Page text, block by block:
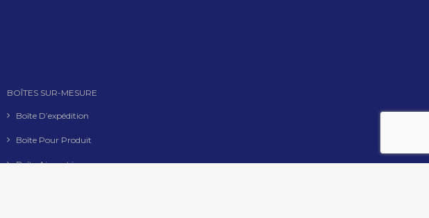
BOÎTES SUR-MESURE
Boîte D’expédition
Boîte Pour Produit
Boîte Aimantée